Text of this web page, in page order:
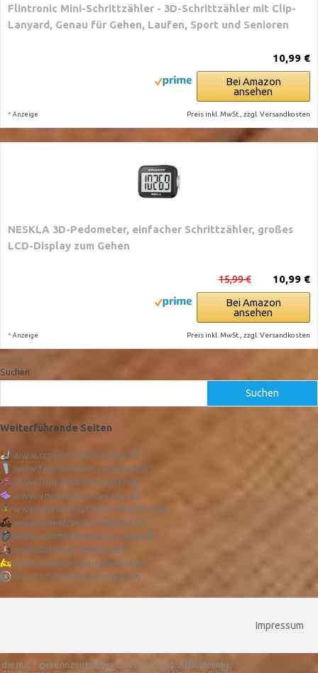
Flintronic Mini-Schrittzähler - 3D-Schrittzähler mit Clip-
Lanyard, Genau für Gehen, Laufen, Sport und Senioren
10,99 €
Bei Amazon
ansehen
* Anzeige Preis inkl. MwSt., zzgl. Versandkosten
NESKLA 3D-Pedometer, einfacher Schrittzähler, großes
LCD-Display zum Gehen
10,99 €
15,99 €
Bei Amazon
ansehen
* Anzeige Preis inkl. MwSt., zzgl. Versandkosten
Suchen
Suchen
Weiterführende Seiten
www.crosstrainer-berater.de
www.faszienrollen-ratgeber.de
www.fitnessband-berater.de
www.yogamatten-berater.de
www.vibrationsplatten-ratgeber.de
www.rollentrainer-ratgeber.de
www.sportelektronik-berater.de
www.laufband-berater.de
www.rudergeräte-ratgeber.de
www.schrittzähler-berater.de
Impressum
die mit * gekennzeichneten Links sind sog. Affiliatelinks.